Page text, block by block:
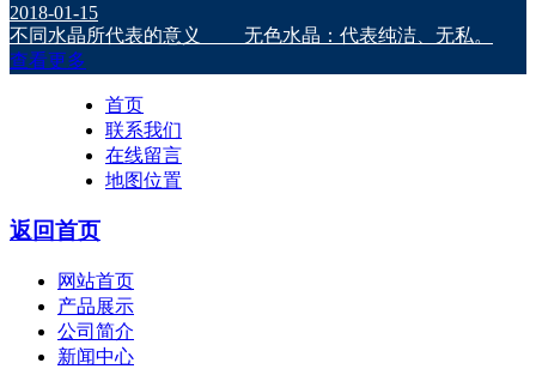
2018-01-15
不同水晶所代表的意义 无色水晶：代表纯洁、无私。
查看更多
首页
联系我们
在线留言
地图位置
返回首页
网站首页
产品展示
公司简介
新闻中心